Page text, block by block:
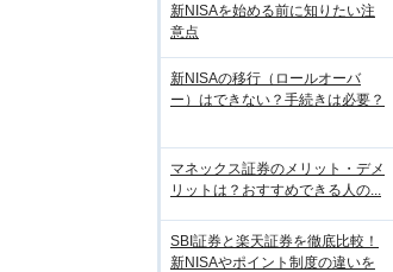
新NISAを始める前に知りたい注
意点
新NISAの移行（ロールオーバ
ー）はできない？手続きは必要？
マネックス証券のメリット・デメ
リットは？おすすめできる人の...
SBI証券と楽天証券を徹底比較！
新NISAやポイント制度の違いを